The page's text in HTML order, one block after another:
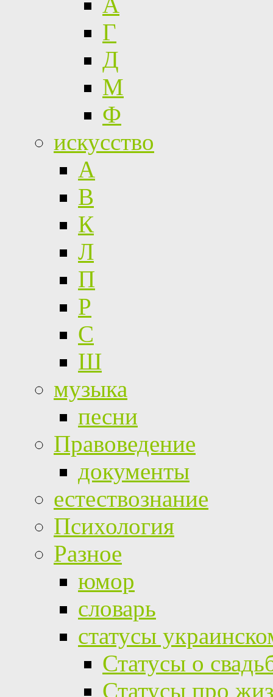
Г
Д
М
Ф
искусство
А
В
К
Л
П
Р
С
Ш
музыка
песни
Правоведение
документы
естествознание
Психология
Разное
юмор
словарь
статусы
Статусы о
Статусы про